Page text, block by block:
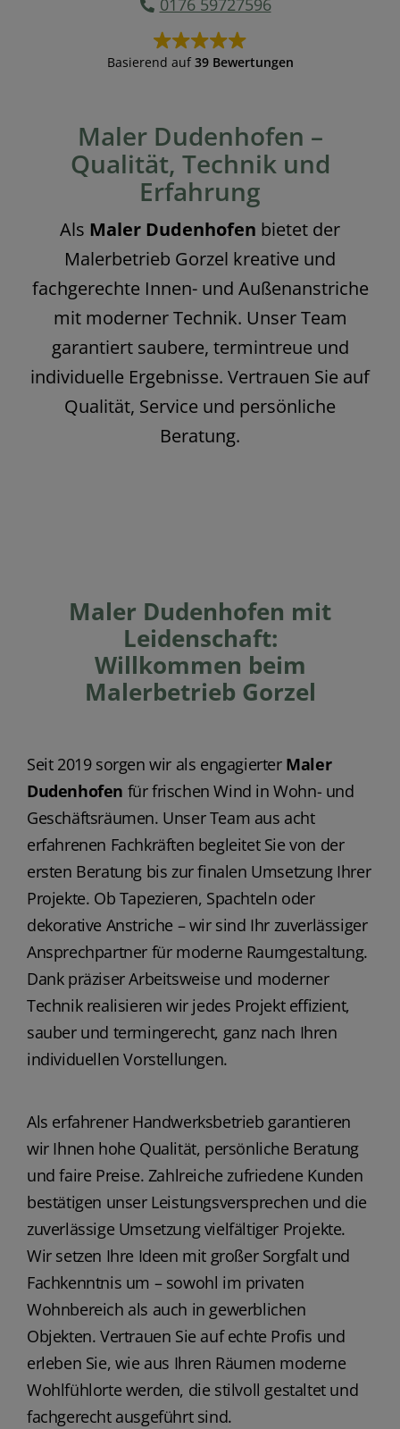
Maler Dudenhofen –
Qualität, Technik und
Erfahrung
Als Maler Dudenhofen bietet der
Malerbetrieb Gorzel kreative und
fachgerechte Innen- und Außenanstriche
mit moderner Technik. Unser Team
garantiert saubere, termintreue und
individuelle Ergebnisse. Vertrauen Sie auf
Qualität, Service und persönliche
Beratung.
0176 59727596
Basierend auf 39 Bewertungen
Maler Dudenhofen mit
Leidenschaft:
Willkommen beim
Malerbetrieb Gorzel
Seit 2019 sorgen wir als engagierter Maler
Dudenhofen für frischen Wind in Wohn- und
Geschäftsräumen. Unser Team aus acht
erfahrenen Fachkräften begleitet Sie von der
ersten Beratung bis zur finalen Umsetzung Ihrer
Projekte. Ob Tapezieren, Spachteln oder
dekorative Anstriche – wir sind Ihr zuverlässiger
Ansprechpartner für moderne Raumgestaltung.
Dank präziser Arbeitsweise und moderner
Technik realisieren wir jedes Projekt effizient,
sauber und termingerecht, ganz nach Ihren
individuellen Vorstellungen.
Als erfahrener Handwerksbetrieb garantieren
wir Ihnen hohe Qualität, persönliche Beratung
und faire Preise. Zahlreiche zufriedene Kunden
bestätigen unser Leistungsversprechen und die
zuverlässige Umsetzung vielfältiger Projekte.
Wir setzen Ihre Ideen mit großer Sorgfalt und
Fachkenntnis um – sowohl im privaten
Wohnbereich als auch in gewerblichen
Objekten. Vertrauen Sie auf echte Profis und
erleben Sie, wie aus Ihren Räumen moderne
Wohlfühlorte werden, die stilvoll gestaltet und
fachgerecht ausgeführt sind.